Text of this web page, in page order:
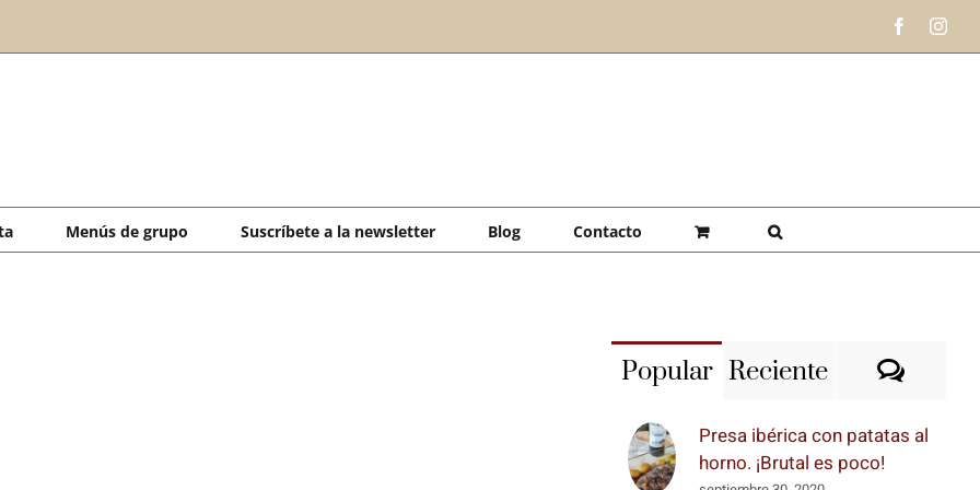
Facebook
Menús de grupo Suscríbete a la newsletter Blog Contacto
Popular Reciente
Presa ibérica con patatas al
horno. ¡Brutal es poco!